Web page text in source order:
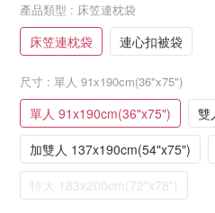
產品類型 : 床笠連枕袋
床笠連枕袋 連心扣被袋
尺寸 : 單人 91x190cm(36"x75")
單人 91x190cm(36"x75")
雙
加雙人 137x190cm(54"x75")
特大 183x200cm(72"x78")